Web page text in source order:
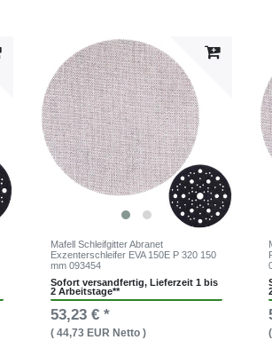
Mafell Schleifgitter Abranet
Exzenterschleifer EVA 150E P 320 150
mm 093454
Sofort versandfertig, Lieferzeit 1 bis
2 Arbeitstage**
53,23 € *
( 44,73 EUR Netto )